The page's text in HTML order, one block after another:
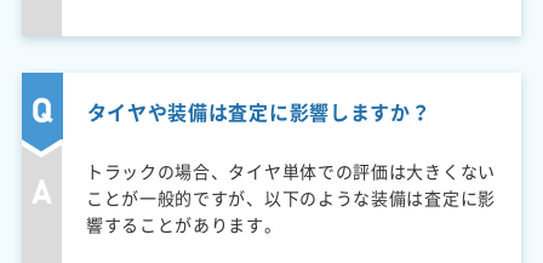
タイヤや装備は査定に影響しますか？
トラックの場合、タイヤ単体での評価は大きくない
ことが一般的ですが、以下のような装備は査定に影
響することがあります。